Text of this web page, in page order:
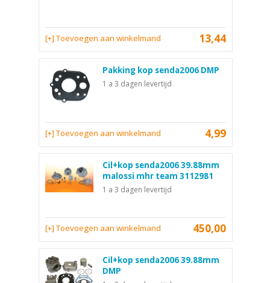
13,44
[+] Toevoegen aan winkelmand
Pakking kop senda2006 DMP
1 a 3 dagen levertijd
4,99
[+] Toevoegen aan winkelmand
Cil+kop senda2006 39.88mm
malossi mhr team 3112981
1 a 3 dagen levertijd
450,00
[+] Toevoegen aan winkelmand
Cil+kop senda2006 39.88mm
DMP